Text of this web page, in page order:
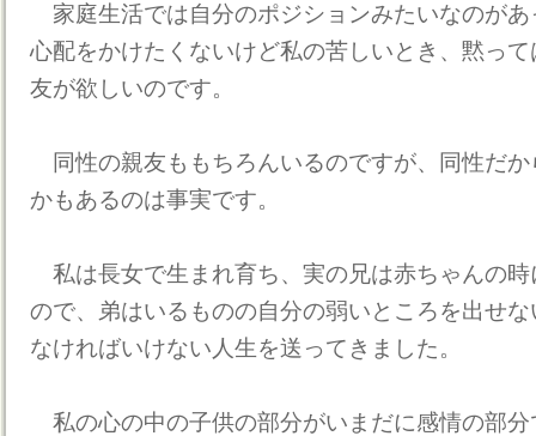
家庭生活では自分のポジションみたいなのが
心配をかけたくないけど私の苦しいとき、黙っ
友が欲しいのです。
同性の親友ももちろんいるのですが、同性だ
かもあるのは事実です。
私は長女で生まれ育ち、実の兄は赤ちゃんの
ので、弟はいるものの自分の弱いところを出せ
なければいけない人生を送ってきました。
私の心の中の子供の部分がいまだに感情の部